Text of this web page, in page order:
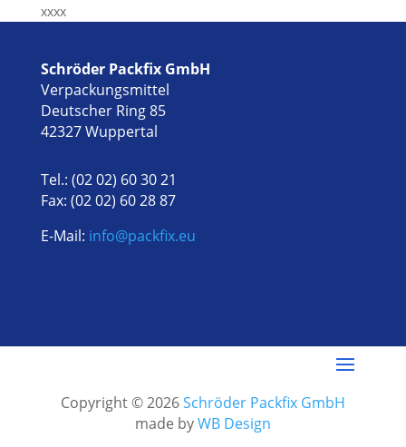
xxxx
Schröder Packfix GmbH
Verpackungsmittel
Deutscher Ring 85
42327 Wuppertal
Tel.: (02 02) 60 30 21
Fax: (02 02) 60 28 87
E-Mail: info@packfix.eu
Copyright © 2026Schröder Packfix GmbH
made byWB Design